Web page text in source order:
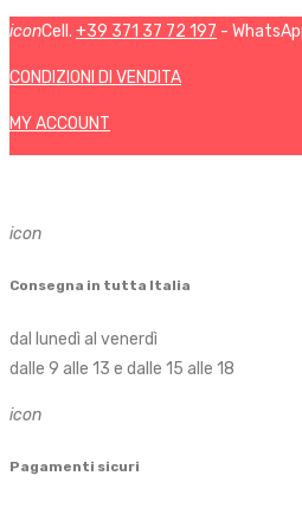
iconCell. +39 371 37 72 197 -
CONDIZIONI DI VENDITA
MY ACCOUNT
icon
Consegna in tutta Italia
dal lunedì al venerdì
dalle 9 alle 13 e dalle 15 alle 18
icon
Pagamenti sicuri